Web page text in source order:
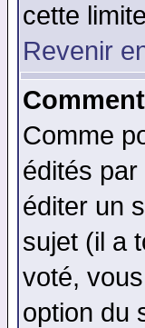
cette
Revenir
Comme
édités
éditer un
sujet (il a
voté,
option du